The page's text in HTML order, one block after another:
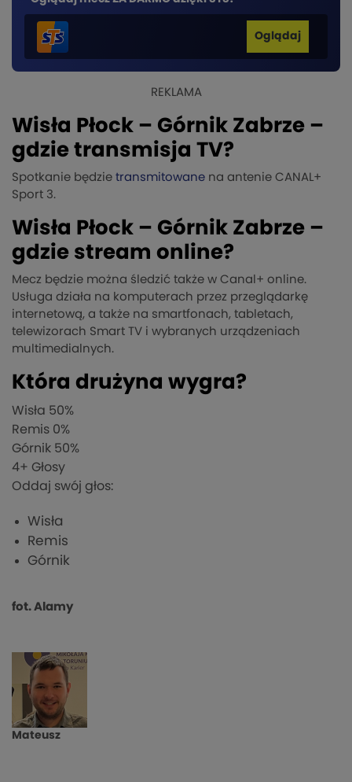
Oglądaj
REKLAMA
Wisła Płock – Górnik Zabrze –
gdzie transmisja TV?
Spotkanie będzie transmitowane na antenie CANAL+
Sport 3.
Wisła Płock – Górnik Zabrze –
gdzie stream online?
Mecz będzie można śledzić także w Canal+ online.
Usługa działa na komputerach przez przeglądarkę
internetową, a także na smartfonach, tabletach,
telewizorach Smart TV i wybranych urządzeniach
multimedialnych.
Która drużyna wygra?
Wisła 50%
Remis 0%
Górnik 50%
4+ Głosy
Oddaj swój głos:
Wisła
Remis
Górnik
fot. Alamy
Mateusz